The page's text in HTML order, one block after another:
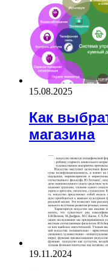
15.08.2025
Как
магазина
19.11.2024